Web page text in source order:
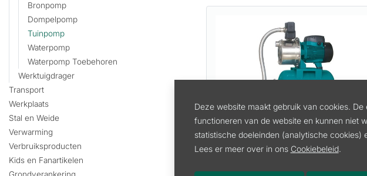
Bronpomp
Dompelpomp
Tuinpomp
Waterpomp
Waterpomp Toebehoren
Werktuigdrager
Transport
Werkplaats
Stal en Weide
Verwarming
Verbruiksproducten
Kids en Fanartikelen
AJM90S RVS HYDROFOOR
HUISPOMP LEO
Artikel:A115115
Deze website maakt gebruik van cookies.
functioneren van de website en kunnen niet
statistische doeleinden (analytische
Lees er meer over in ons Cookiebeleid.